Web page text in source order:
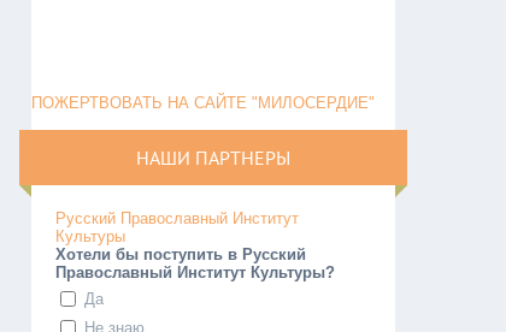
ПОЖЕРТВОВАТЬ НА САЙТЕ "МИЛОСЕРДИЕ"
НАШИ ПАРТНЕРЫ
Русский Православный Институт
Культуры
Хотели бы поступить в Русский
Православный Институт Культуры?
Да
Не знаю